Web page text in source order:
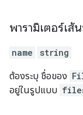
พารามิเตอร์เส้
name string
ต้องระบุ ชื่อของ
อยู่ในรูปแบบ